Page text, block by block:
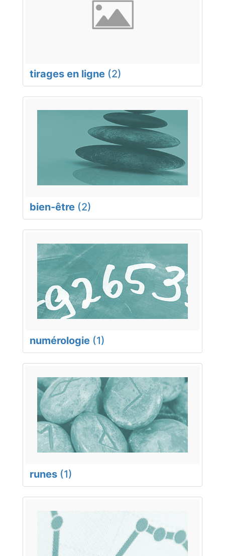
tirages en ligne (2)
bien-être (2)
numérologie (1)
runes (1)